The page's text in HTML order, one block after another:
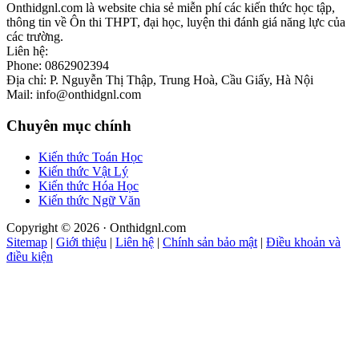
Onthidgnl.com là website chia sẻ miễn phí các kiến thức học tập,
thông tin về Ôn thi THPT, đại học, luyện thi đánh giá năng lực của
các trường.
Liên hệ:
Phone: 0862902394
Địa chỉ: P. Nguyễn Thị Thập, Trung Hoà, Cầu Giấy, Hà Nội
Mail: info@onthidgnl.com
Chuyên mục chính
Kiến thức Toán Học
Kiến thức Vật Lý
Kiến thức Hóa Học
Kiến thức Ngữ Văn
Copyright © 2026 · Onthidgnl.com
Sitemap | Giới thiệu | Liên hệ | Chính sản bảo mật | Điều khoản và
điều kiện